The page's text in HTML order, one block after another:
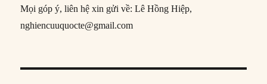
Mọi góp ý, liên hệ xin gửi về: Lê Hồng Hiệp,
nghiencuuquocte@gmail.com